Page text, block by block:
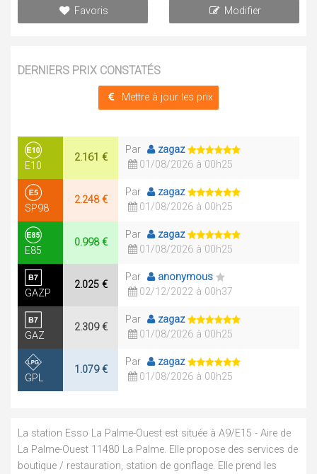
Favoris Modifier
DERNIERS PRIX CONSTATÉS
Mettre à jour les prix
E10
2.161 €
Par
zagaz
01/08/2026 à 00h25
SP98
2.248 €
Par
zagaz
01/08/2026 à 00h25
E85
0.998 €
Par
zagaz
01/08/2026 à 00h25
GAZP
2.025 €
Par
anonymous
02/12/2022 à 00h37
GAZ
2.309 €
Par
zagaz
01/08/2026 à 00h25
GPL
1.079 €
Par
zagaz
01/08/2026 à 00h25
La station Esso La Palme-Ouest est située à A9/E15 - Aire de
La Palme-Ouest 11480 La Palme. Elle propose des services de
boutique / restauration, station de gonflage. Elle prend les